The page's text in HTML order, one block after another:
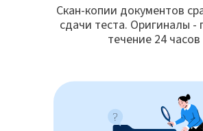
Скан-копии документов
сдачи теста. Оригиналы -
течение 24 часов